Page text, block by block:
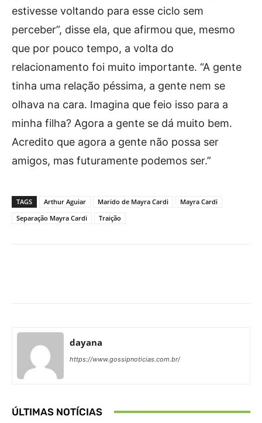
estivesse voltando para esse ciclo sem
perceber”, disse ela, que afirmou que, mesmo
que por pouco tempo, a volta do
relacionamento foi muito importante. “A gente
tinha uma relação péssima, a gente nem se
olhava na cara. Imagina que feio isso para a
minha filha? Agora a gente se dá muito bem.
Acredito que agora a gente não possa ser
amigos, mas futuramente podemos ser.”
TAGS Arthur Aguiar Marido de Mayra Cardi
Mayra Cardi
Separação Mayra Cardi
Traição
dayana
https://www.gossipnoticias.com.br/
ÚLTIMAS NOTÍCIAS